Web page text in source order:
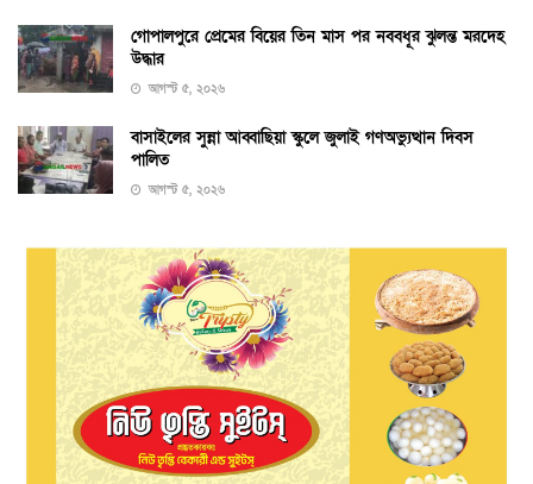
গোপালপুরে প্রেমের বিয়ের তিন মাস পর নববধূর ঝুলন্ত মরদেহ
উদ্ধার
আগস্ট ৫, ২০২৬
বাসাইলের সুন্না আব্বাছিয়া স্কুলে জুলাই গণঅভ্যুত্থান দিবস
পালিত
আগস্ট ৫, ২০২৬